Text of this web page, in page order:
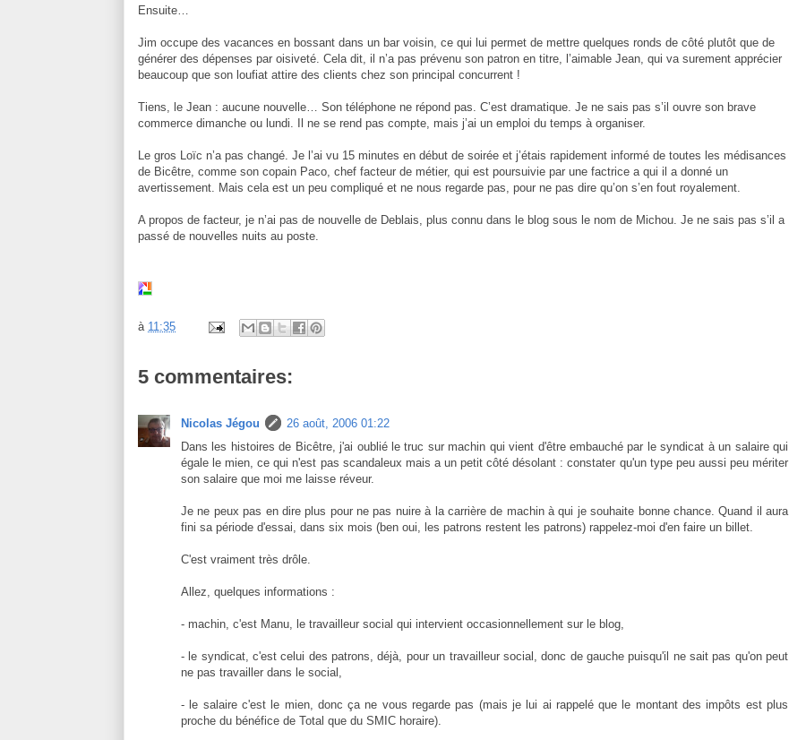
Ensuite…
Jim occupe des vacances en bossant dans un bar voisin, ce qui lui permet de mettre quelques ronds de côté plutôt que de
générer des dépenses par oisiveté. Cela dit, il n’a pas prévenu son patron en titre, l’aimable Jean, qui va surement apprécier
beaucoup que son loufiat attire des clients chez son principal concurrent !
Tiens, le Jean : aucune nouvelle… Son téléphone ne répond pas. C’est dramatique. Je ne sais pas s’il ouvre son brave
commerce dimanche ou lundi. Il ne se rend pas compte, mais j’ai un emploi du temps à organiser.
Le gros Loïc n’a pas changé. Je l’ai vu 15 minutes en début de soirée et j’étais rapidement informé de toutes les médisances
de Bicêtre, comme son copain Paco, chef facteur de métier, qui est poursuivie par une factrice a qui il a donné un
avertissement. Mais cela est un peu compliqué et ne nous regarde pas, pour ne pas dire qu’on s’en fout royalement.
A propos de facteur, je n’ai pas de nouvelle de Deblais, plus connu dans le blog sous le nom de Michou. Je ne sais pas s’il a
passé de nouvelles nuits au poste.
à 11:35
5 commentaires:
Nicolas Jégou
26 août, 2006 01:22
Dans les histoires de Bicêtre, j'ai oublié le truc sur machin qui vient d'être embauché par le syndicat à un salaire qui
égale le mien, ce qui n'est pas scandaleux mais a un petit côté désolant : constater qu'un type peu aussi peu mériter
son salaire que moi me laisse réveur.
Je ne peux pas en dire plus pour ne pas nuire à la carrière de machin à qui je souhaite bonne chance. Quand il aura
fini sa période d'essai, dans six mois (ben oui, les patrons restent les patrons) rappelez-moi d'en faire un billet.
C'est vraiment très drôle.
Allez, quelques informations :
- machin, c'est Manu, le travailleur social qui intervient occasionnellement sur le blog,
- le syndicat, c'est celui des patrons, déjà, pour un travailleur social, donc de gauche puisqu'il ne sait pas qu'on peut
ne pas travailler dans le social,
- le salaire c'est le mien, donc ça ne vous regarde pas (mais je lui ai rappelé que le montant des impôts est plus
proche du bénéfice de Total que du SMIC horaire).